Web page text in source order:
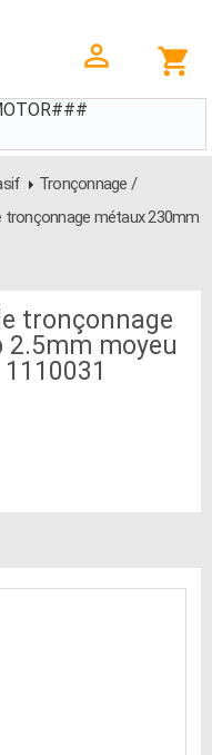
Tronçonnage /
tronçonnage métaux 230mm
tronçonnage
2.5mm moyeu